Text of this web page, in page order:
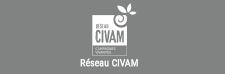
Réseau CIVAM